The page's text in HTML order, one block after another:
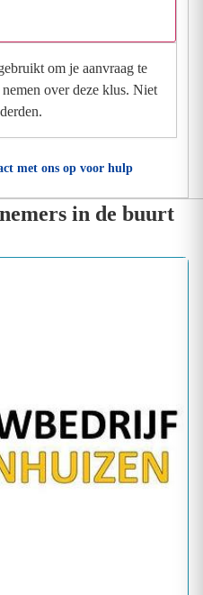
om je aanvraag te
over deze klus. Niet
met ons op voor hulp
in de buurt